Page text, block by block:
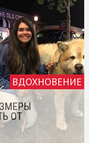
ВДОХНОВЕНИЕ
ОТ